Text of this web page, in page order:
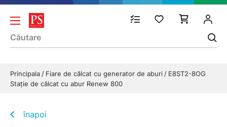
Principala Fiare de călcat cu generator de aburi
E8ST2-8OG
Staţie de călcat cu abur Renew 800
înapoi